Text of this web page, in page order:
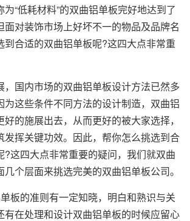
“低耗材料”的双曲铝单板完好地达到了
面对装饰市场上好坏不一的物品及品牌名
到合适的双曲铝单板呢?这四大点非常重
，国内市场的双曲铝单板设计方法已然多
这些条件不同方法的设计制造， 双曲铝
好的施展出去，从而更好的被大家选择，
发挥关键功效。因此，帮你怎么挑选到合
?这四大点非常重要的疑问，我们就双曲
个层面来挑选完美的双曲铝单板公司。
板的准则有一定知晓，明白和熟识与关
有在处理和设计双曲铝单板的时候应留心